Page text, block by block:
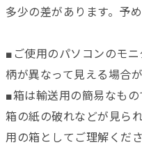
多少の差があります。予
■ご使用のパソコンのモ
柄が異なって見える場合
■箱は輸送用の簡易なも
箱の紙の破れなどが見ら
用の箱としてご理解くださ